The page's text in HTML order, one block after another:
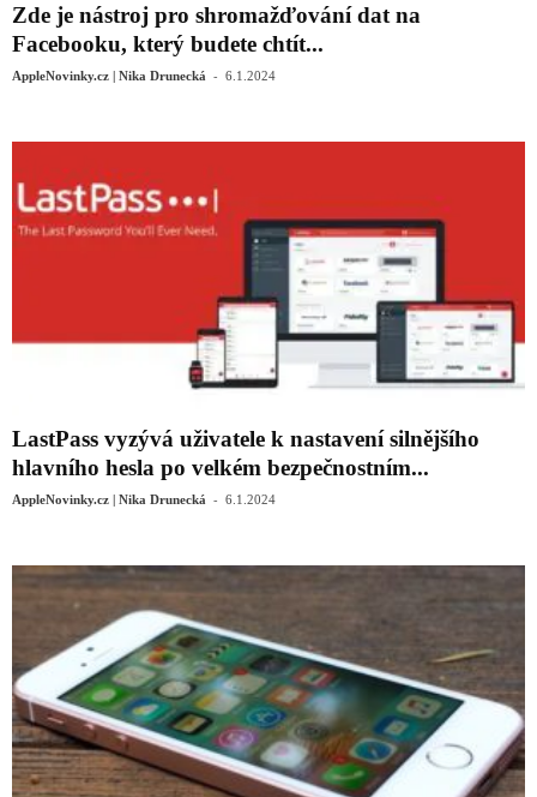
Zde je nástroj pro shromažďování dat na
Facebooku, který budete chtít...
AppleNovinky.cz | Nika Drunecká - 6.1.2024
LastPass vyzývá uživatele k nastavení silnějšího
hlavního hesla po velkém bezpečnostním...
AppleNovinky.cz | Nika Drunecká - 6.1.2024